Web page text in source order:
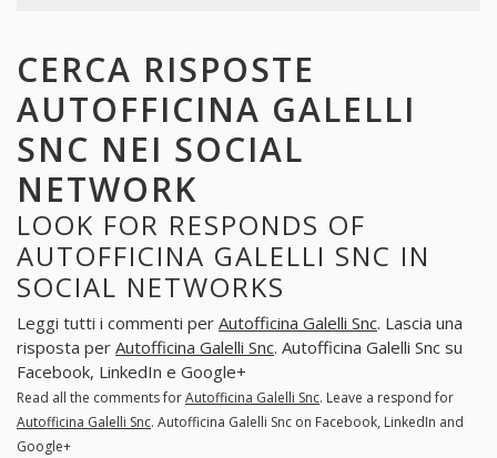
CERCA RISPOSTE
AUTOFFICINA GALELLI
SNC NEI SOCIAL
NETWORK
LOOK FOR RESPONDS OF
AUTOFFICINA GALELLI SNC IN
SOCIAL NETWORKS
Leggi tutti i commenti per Autofficina Galelli Snc. Lascia una
risposta per Autofficina Galelli Snc. Autofficina Galelli Snc su
Facebook, LinkedIn e Google+
Read all the comments forAutofficina Galelli Snc. Leave a respond for
Autofficina Galelli Snc. Autofficina Galelli Snc on Facebook, LinkedIn and
Google+